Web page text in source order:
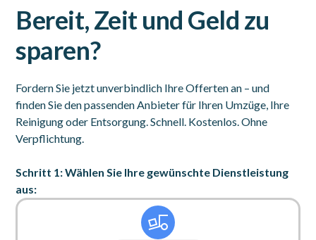
Bereit, Zeit und Geld zu
sparen?
Fordern Sie jetzt unverbindlich Ihre Offerten an – und
finden Sie den passenden Anbieter für Ihren Umzüge, Ihre
Reinigung oder Entsorgung. Schnell. Kostenlos. Ohne
Verpflichtung.
Schritt 1: Wählen Sie Ihre gewünschte Dienstleistung
aus: